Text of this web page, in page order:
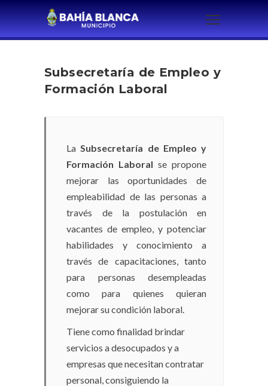
Subsecretaría de Empleo y
Formación Laboral
La Subsecretaría de Empleo y
Formación Laboral se propone
mejorar las oportunidades de
empleabilidad de las personas a
través de la postulación en
vacantes de empleo, y potenciar
habilidades y conocimiento a
través de capacitaciones, tanto
para personas desempleadas
como para quienes quieran
mejorar su condición laboral.
Tiene como finalidad brindar
servicios a desocupados y a
empresas que necesitan contratar
personal, consiguiendo la